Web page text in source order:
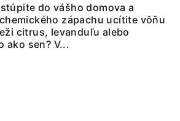
do vášho domova a
zápachu ucítite vôňu
citrus, levanduľu alebo
ako sen? V...